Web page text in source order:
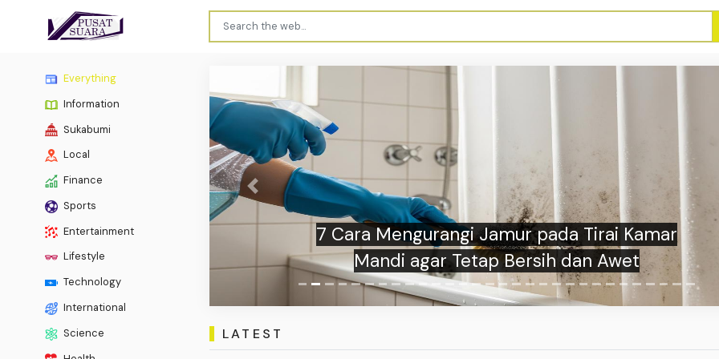
Everything
Information
Sukabumi
Local
Finance
Sports
Entertainment
Lifestyle
Technology
International
Science
7 Cara Mengurangi Jamur pada Tirai Kamar
Mandi agar Tetap Bersih dan Awet
Previous
LATEST